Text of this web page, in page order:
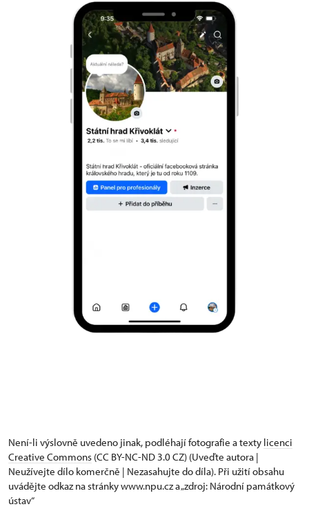
Není-li výslovně uvedeno jinak, podléhají fotografie a texty licenci
Creative Commons (CC BY-NC-ND 3.0 CZ) (Uveďte autora |
Neužívejte dílo komerčně | Nezasahujte do díla). Při užití obsahu
uvádějte odkaz na stránky www.npu.cz a „zdroj: Národní památkový
ústav“